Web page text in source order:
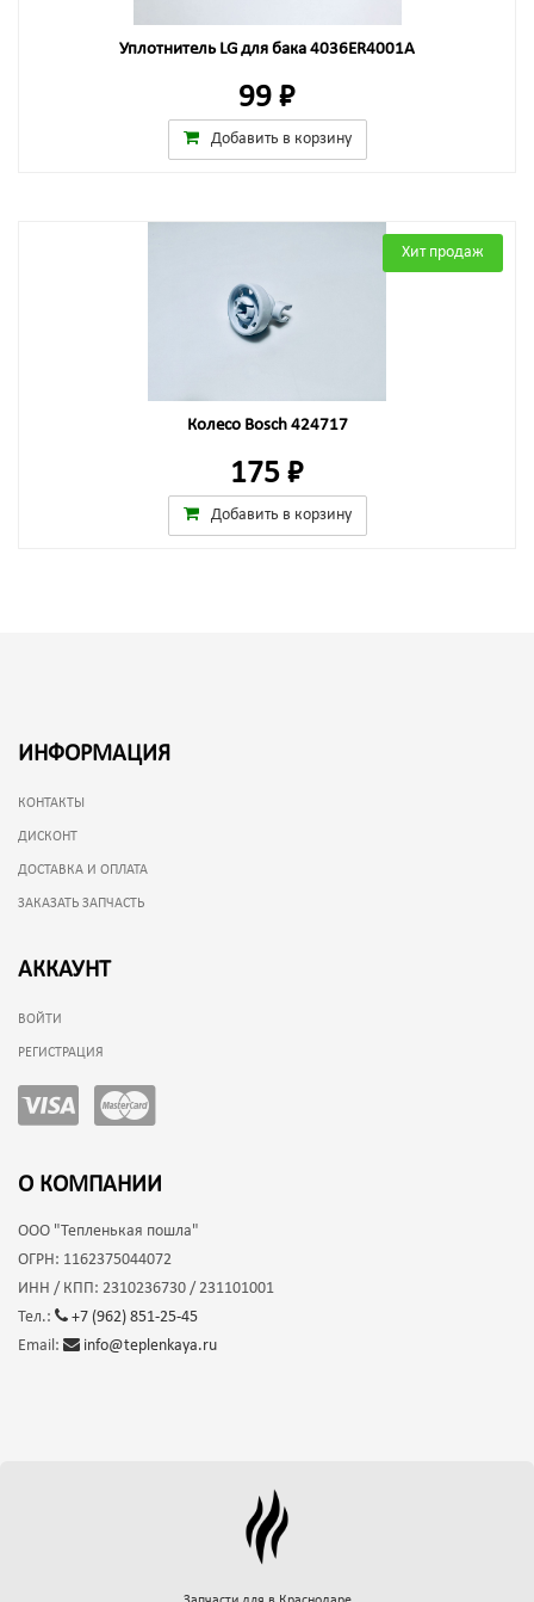
Уплотнитель LG для бака 4036ER4001A
99 ₽
Добавить в корзину
Хит продаж
Колесо Bosch 424717
175 ₽
Добавить в корзину
ИНФОРМАЦИЯ
КОНТАКТЫ
ДИСКОНТ
ДОСТАВКА И ОПЛАТА
ЗАКАЗАТЬ ЗАПЧАСТЬ
АККАУНТ
ВОЙТИ
РЕГИСТРАЦИЯ
О КОМПАНИИ
ООО "Тепленькая пошла"
ОГРН: 1162375044072
ИНН / КПП: 2310236730 / 231101001
Тел.:
+7 (962) 851-25-45
Email:
info@teplenkaya.ru